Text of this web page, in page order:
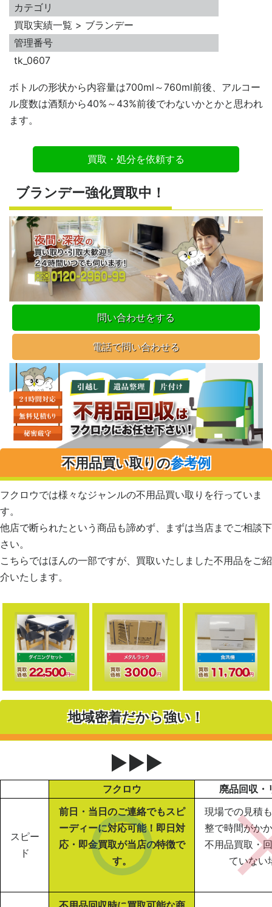
カテゴリ
買取実績一覧 > ブランデー
管理番号
tk_0607
ボトルの形状から内容量は700ml～760ml前後、アルコー
ル度数は酒類から40%～43%前後でわないかとかと思われ
ます。
買取・処分を依頼する
ブランデー強化買取中！
問い合わせをする
電話で問い合わせる
不用品買い取りの参考例
フクロウでは様々なジャンルの不用品買い取りを行っていま
す。
他店で断られたという商品も諦めず、まずは当店までご相談下
さい。
こちらではほんの一部ですが、買取いたしました不用品をご紹
介いたします。
地域密着だから強い！
▶▶▶
フクロウ 廃品回収・
スピー
ド
前日・当日のご連絡でもスピ
ーディーに対応可能！即日対
応・即金買取が当店の特徴で
す。
現場での見積
整で時間がか
不用品買取・
ていない